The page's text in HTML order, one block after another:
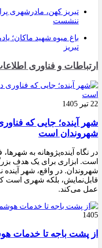
تبریز کهن، مادرشهری
ننشست
باغ میوه شهید ماکان؛
تبریز
ارتباطات و فناوری
22 تیر 1405
شهر آینده؛ جایی که
شهروندان است
در نگاه آینده‌پژوهانه به
است. ابزاری برای یک هدف
شهروندان. در واقع، شهر
قابل‌نمایش، بلکه شهری است
عمل می‌کند.
1405
از پشت باجه تا خدمات